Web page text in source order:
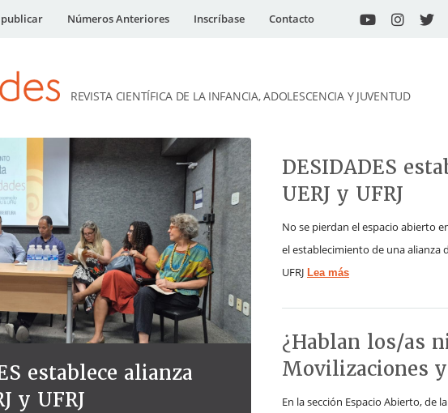
Números Anteriores Inscríbase Contacto
REVISTA CIENTÍFICA DE LA INFANCIA, ADOLESCENCIA Y JUVENTUD
establece alianza
y UFRJ
DESIDADES
UERJ y UFRJ
No se pierdan el espacio abierto
el establecimiento de una alianza
UFRJ Lea más
¿Hablan los/as
Movilizaciones
En la sección Espacio Abierto, de